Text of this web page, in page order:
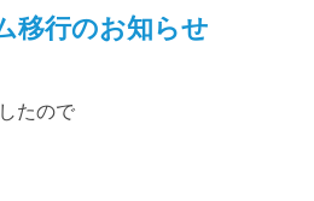
移行のお知らせ
たので